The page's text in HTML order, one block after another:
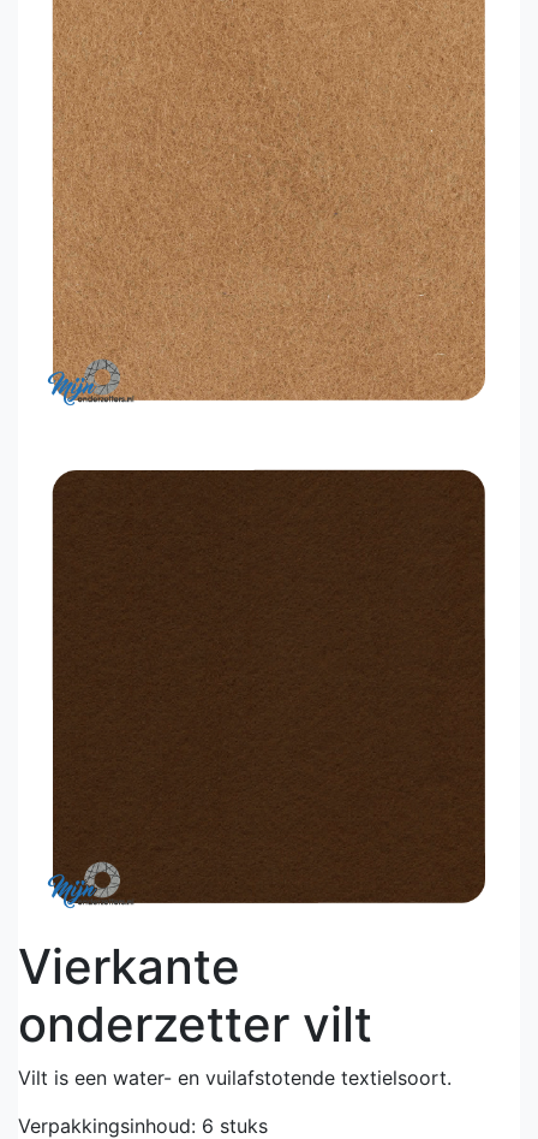
Vierkante
onderzetter vilt
Vilt is een water- en vuilafstotende textielsoort.
Verpakkingsinhoud: 6 stuks